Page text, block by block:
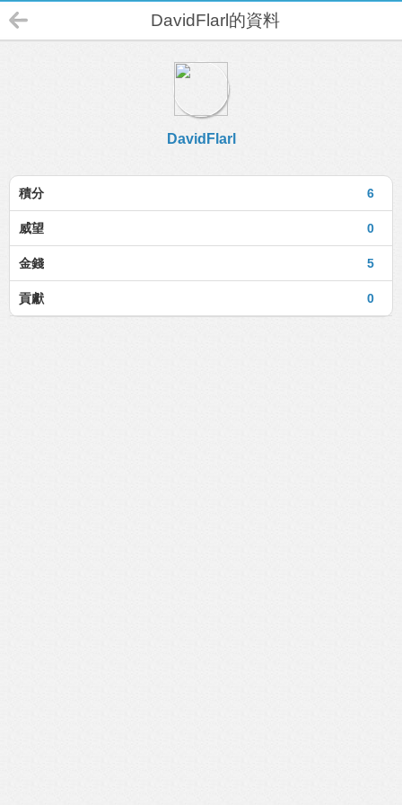
DavidFlarl的資料
DavidFlarl
6
積分
0
威望
5
金錢
0
貢獻